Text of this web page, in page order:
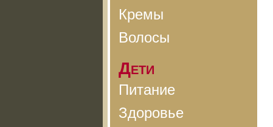
Кремы
Волосы
Дети
Питание
Здоровье